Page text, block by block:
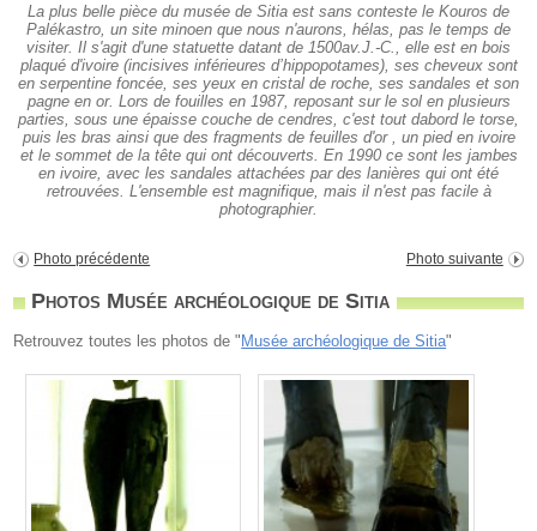
La plus belle pièce du musée de Sitia est sans conteste le Kouros de
Palékastro, un site minoen que nous n'aurons, hélas, pas le temps de
visiter. Il s'agit d'une statuette datant de 1500av.J.-C., elle est en bois
plaqué d'ivoire (incisives inférieures d’hippopotames), ses cheveux sont
en serpentine foncée, ses yeux en cristal de roche, ses sandales et son
pagne en or. Lors de fouilles en 1987, reposant sur le sol en plusieurs
parties, sous une épaisse couche de cendres, c'est tout dabord le torse,
puis les bras ainsi que des fragments de feuilles d'or , un pied en ivoire
et le sommet de la tête qui ont découverts. En 1990 ce sont les jambes
en ivoire, avec les sandales attachées par des lanières qui ont été
retrouvées. L'ensemble est magnifique, mais il n'est pas facile à
photographier.
Photo précédente Photo suivante
Photos Musée archéologique de Sitia
Retrouvez toutes les photos de " Musée archéologique de Sitia"